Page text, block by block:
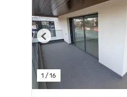
1 / 16
Previous